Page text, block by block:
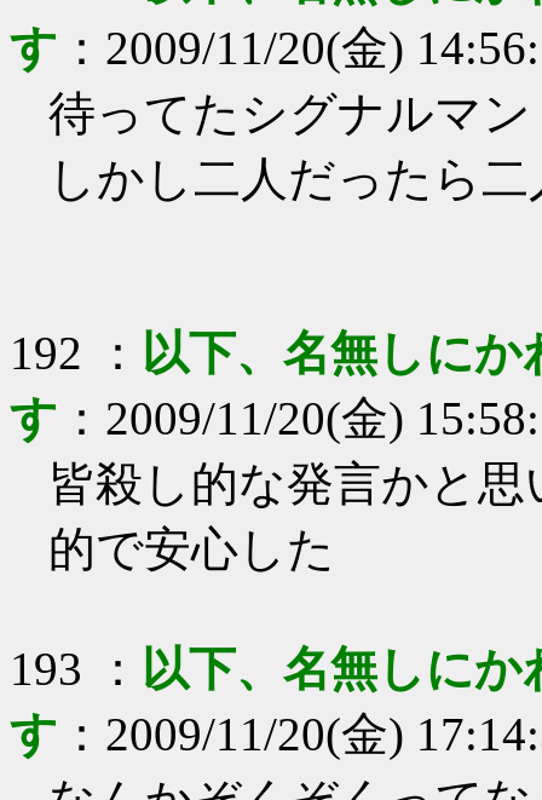
す ： 2009/11/20(金)
待ってたシグナルマン
しかし二人だったら
192 ： 以下、名無しに
す ： 2009/11/20(金)
皆殺し的な発言かと
的で安心した
193 ： 以下、名無しに
す ： 2009/11/20(金)